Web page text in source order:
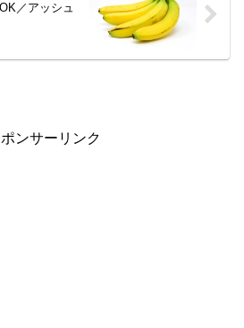
／アッシュ
ンサーリンク